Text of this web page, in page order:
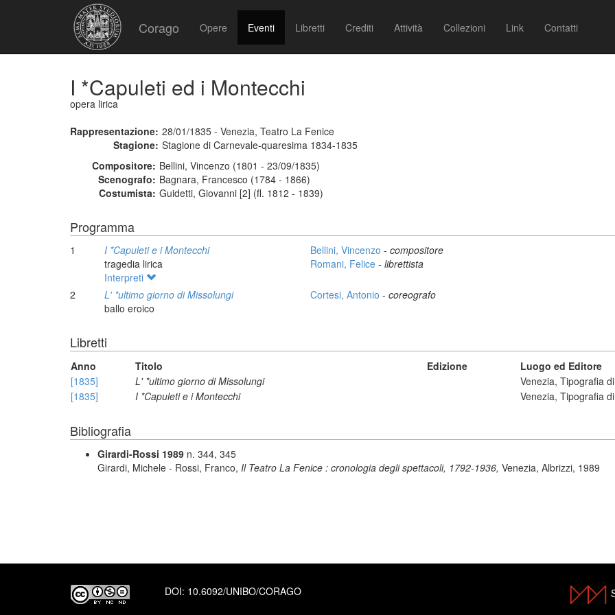
Corago Opere Eventi Libretti Crediti Attività Collezioni Link Contatti
I *Capuleti ed i Montecchi
opera lirica
Rappresentazione: 28/01/1835 - Venezia, Teatro La Fenice
Stagione: Stagione di Carnevale-quaresima 1834-1835
Compositore: Bellini, Vincenzo (1801 - 23/09/1835)
Scenografo: Bagnara, Francesco (1784 - 1866)
Costumista: Guidetti, Giovanni [2] (fl. 1812 - 1839)
Programma
1
I *Capuleti e i Montecchi
tragedia lirica
Bellini, Vincenzo - compositore
Romani, Felice - librettista
Interpreti
2
L' *ultimo giorno di Missolungi
ballo eroico
Cortesi, Antonio - coreografo
Libretti
Anno Titolo Edizione
Luogo ed Editore
[1835]
L' *ultimo giorno di Missolungi
Venezia, Tipografia
[1835]
I *Capuleti e i Montecchi Venezia, Tipografia
Bibliografia
Girardi-Rossi 1989 n. 344, 345
Girardi, Michele - Rossi, Franco, Il Teatro La Fenice : cronologia degli spettacoli, 1792-1936, Venezia, Albrizzi, 1989
DOI: 10.6092/UNIBO/CORAGO